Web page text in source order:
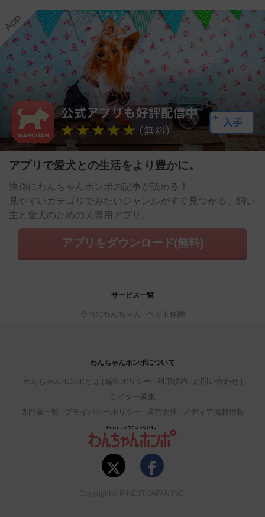
アプリで愛犬との生活をより豊かに。
快適にわんちゃんホンポの記事が読める！
見やすいカテゴリでみたいジャンルがすぐ見つかる。飼い
主と愛犬のための犬専用アプリ。
アプリをダウンロード(無料)
サービス一覧
今日のわんちゃん ペット保険
わんちゃんホンポについて
わんちゃんホンポとは 編集ポリシー 利用規約
お問い合わせ
ライター募集
専門家一覧
プライバシーポリシー 運営会社 メディア掲載情報